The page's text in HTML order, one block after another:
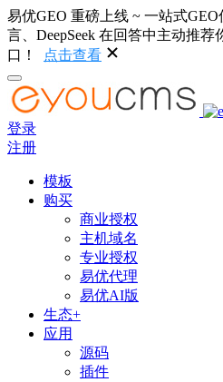
易优GEO 重磅上线 ~ 一站式
言、DeepSeek 在回答中主动推
口！
点击查看
登录
注册
模板
购买
商业授权
主机域名
专业授权
易优代理
易优AI版
生态+
应用
源码
插件